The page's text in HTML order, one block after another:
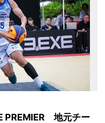
PREMIER 地元チー